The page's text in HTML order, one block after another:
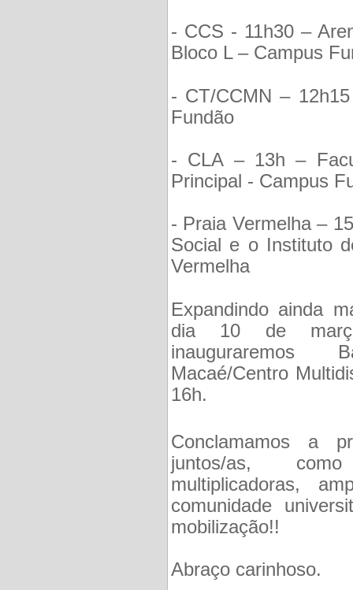
- CCS - 11h30 –
Bloco L – Campus
- CT/CCMN –
Fundão
- CLA – 13h –
Principal - Campus
- Praia Vermelha –
Social e o Instituto
Vermelha
Expandindo ainda
dia 10 de
inauguraremos
Macaé/Centro
16h.
Conclamamos a
juntos/as,
multiplicadoras,
comunidade
mobilização!!
Abraço carinhoso.